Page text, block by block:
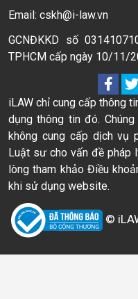
Email: cskh@i-law.vn
GCNĐKKD số
TPHCM cấp ngày 10/11/
iLAW chỉ cung cấp thông
dụng thông tin đó.
không cung cấp dịch vụ
Luật sư cho vấn đề pháp
lòng tham khảo Điều
khi sử dụng website.
©